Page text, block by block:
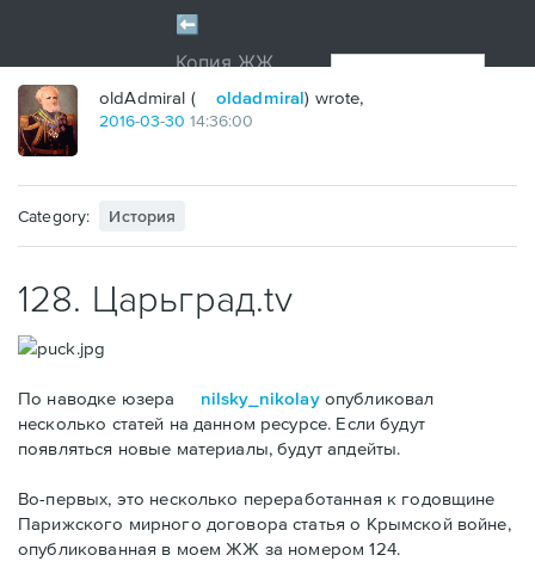
oldAdmiral ( oldadmiral) wrote,
2016-03-30 14:36:00
Category: История
128. Царьград.tv
По наводке юзера nilsky_nikolayопубликовал
несколько статей на данном ресурсе. Если будут
появляться новые материалы, будут апдейты.
Во-первых, это несколько переработанная к годовщине
Парижского мирного договора статья о Крымской войне,
опубликованная в моем ЖЖ за номером 124.